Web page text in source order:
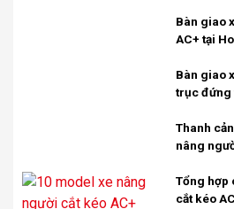
Bàn giao
AC+ tại
Bàn giao
trục đứng
Thanh
nâng
Tổng hợp
cắt kéo